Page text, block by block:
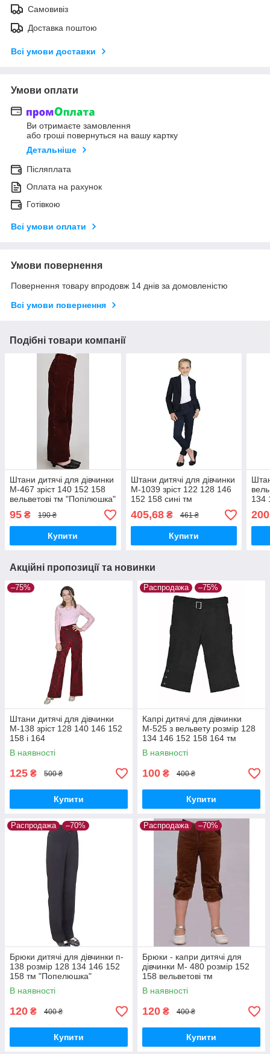
Самовивіз
Доставка поштою
Всі умови доставки
Умови оплати
Ви отримаєте замовлення
або гроші повернуться на вашу картку
Детальніше
Післяплата
Оплата на рахунок
Готівкою
Всі умови оплати
Умови повернення
Повернення товару впродовж 14 днів за домовленістю
Всі умови повернення
Подібні товари компанії
Штани дитячі для дівчинки
М-467 зріст 140 152 158
вельветові тм "Попілюшка"
95 ₴ 190 ₴
Купити
Штани дитячі для дівчинки
М-1039 зріст 122 128 146
152 158 сині тм
"Попілюшка"
405,68₴ 461 ₴
Купити
134
200
Акційні пропозиції та новинки
–75%
Штани дитячі для дівчинки
М-138 зріст 128 140 146 152
158 і 164
В наявності
125 ₴ 500 ₴
Купити
Распродажа –75%
Капрі дитячі для дівчинки
М-525 з вельвету розмір 128
134 146 152 158 164 тм
"Попелюшка"
В наявності
100 ₴ 400 ₴
Купити
Распродажа –70%
Брюки дитячі для дівчинки п-
138 розмір 128 134 146 152
158 тм "Попелюшка"
В наявності
120 ₴ 400 ₴
Купити
Распродажа –70%
Брюки - капри дитячі для
дівчинки М- 480 розмір 152
158 вельветові тм
"Попелюшка"
В наявності
120 ₴ 400 ₴
Купити